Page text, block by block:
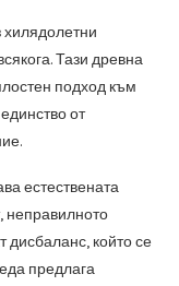
хилядолетни
Тази древна
подход към
от
естествената
неправилното
дисбаланс, който се
предлага